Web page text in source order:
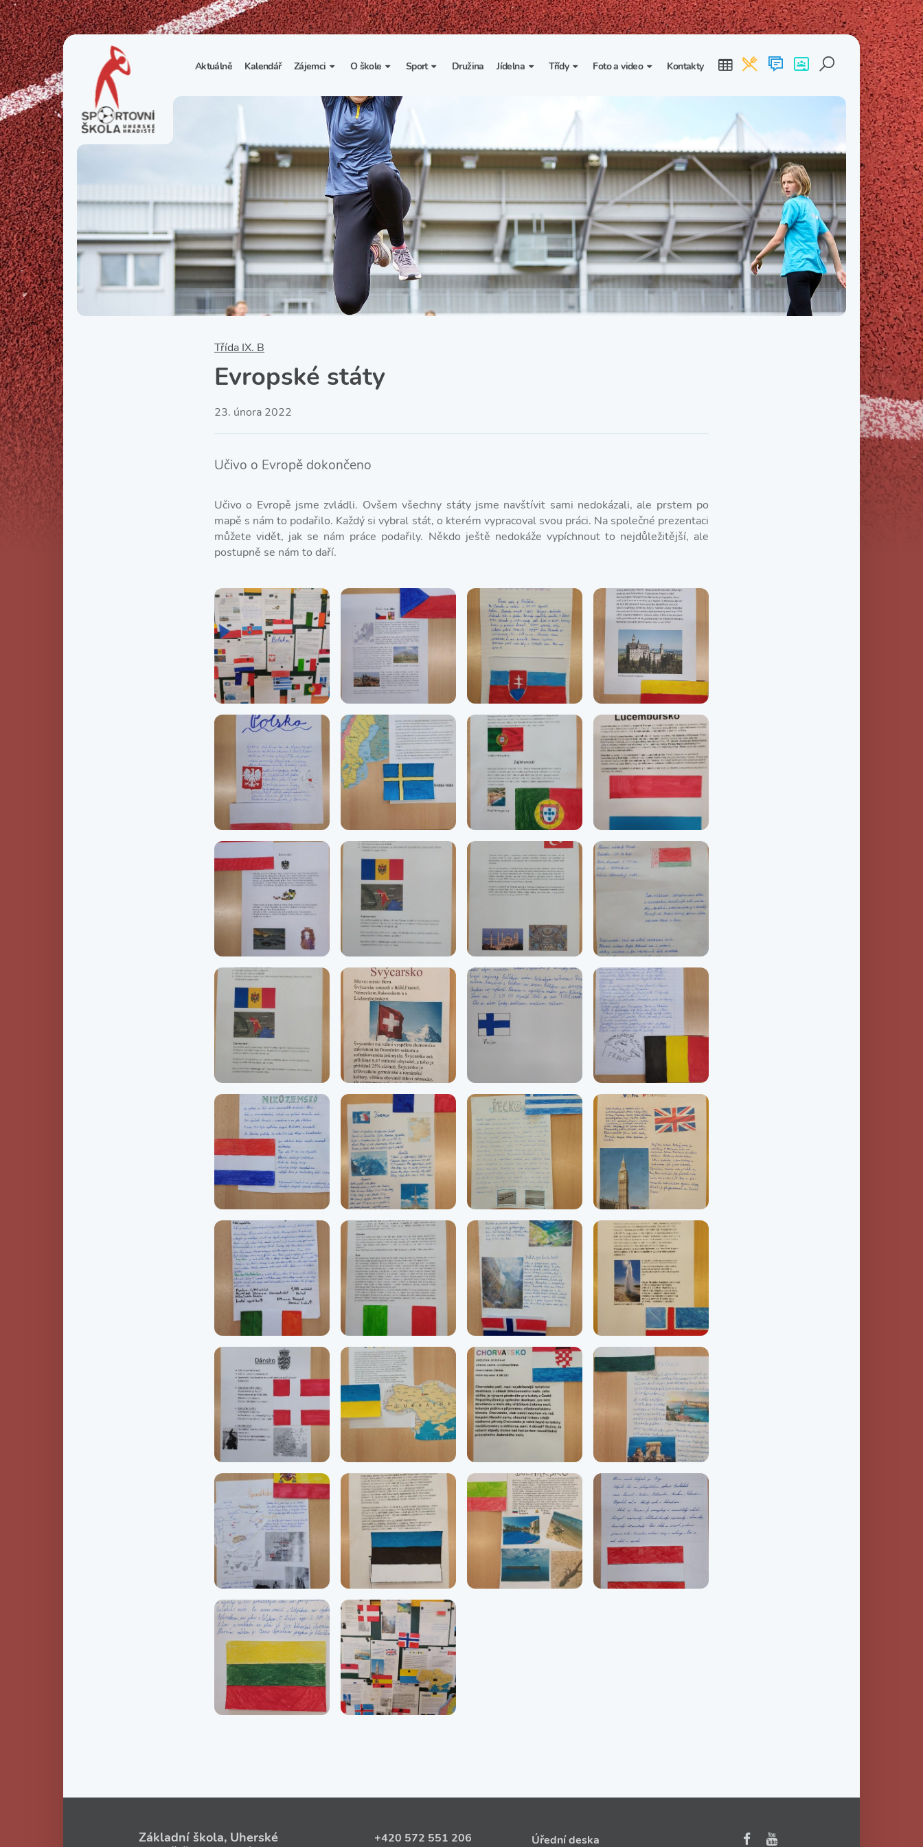
Aktuálně Kalendář Zájemci
1. třída
Sportovní třídy
Nesportovní třídy
O škole
Základní informace
Organizace školního roku
Výuka a učební plán
Zájmové kroužky
Školní poradenské
pracoviště
Školní psycholožka
Školská rada
SRPŠ – Spolek rodičů a
Sport
Spolupráce se sportovními
kluby
Školní sportovní klub
Tělesná výchova a sport
Družina Jídelna
Vnitřní řád školní jídelny
Třídy
Třída I. B Třída I. C
Třída II. A Třída II. C
Třída III. A Třída III. B Třída III. C
Třída IV. A Třída IV. B Třída IV. C
Třída V. A Třída V. B Třída V. C
Třída VI. A Třída VI. B Třída VI. C
Třída VII. A Třída VII. B Třída VII. C
Třída VIII. A Třída VIII. C
Foto a video Kontakty
Třída IX. B
Evropské státy
23. února 2022
Učivo o Evropě dokončeno
Učivo o Evropě jsme zvládli. Ovšem všechny státy jsme navštívit sami nedokázali, ale prstem po
mapě s nám to podařilo. Každý si vybral stát, o kterém vypracoval svou práci. Na společné prezentaci
můžete vidět, jak se nám práce podařily. Někdo ještě nedokáže vypíchnout to nejdůležitější, ale
postupně se nám to daří.
Základní škola, Uherské
+420 572 551 206 Úřední deska